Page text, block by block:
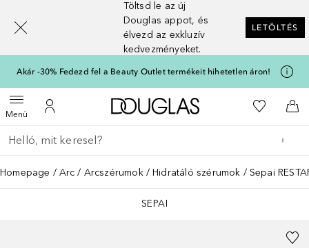
Töltsd le az új
Douglas appot, és
élvezd az exkluzív
kedvezményeket.
LETÖLTÉS
Akár -30% Fedezd fel a Beauty Outlet termékeit hihetetlen áron!
MenüMenü megnyitása
A fiókomhoz
A Douglas Főoldalra
A
Menj vissza
Keresés végrehajtása
Homepage Arc Arcszérumok Hidratáló szérumok Sepai
SEPAI
[navigation.slideout.screenreader]